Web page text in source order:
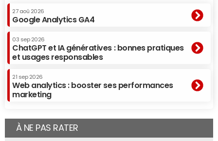
27 aoû 2026
Google Analytics GA4
03 sep 2026
ChatGPT et IA génératives : bonnes pratiques
et usages responsables
21 sep 2026
Web analytics : booster ses performances
marketing
À NE PAS RATER